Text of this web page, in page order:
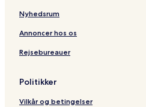
Nyhedsrum
Annoncer hos os
Rejsebureauer
Politikker
Vilkår og betingelser